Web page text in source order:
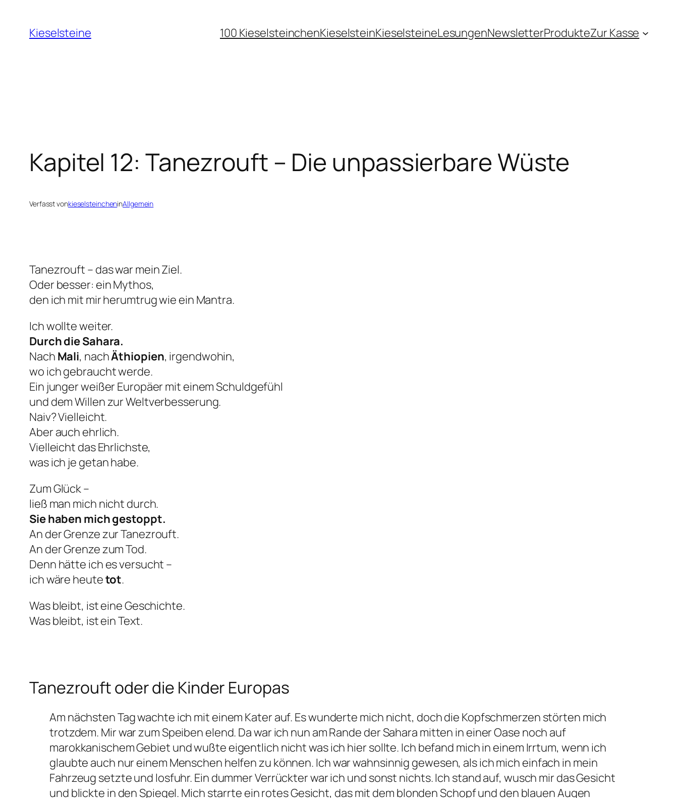
Inhalt
springen
Kieselsteine 100 KieselsteinchenKieselsteinKieselsteineLesungenNewsletterProdukteZur Kasse
Kapitel 12: Tanezrouft – Die unpassierbare Wüste
Verfasst vonkieselsteincheninAllgemein
Tanezrouft – das war mein Ziel.
Oder besser: ein Mythos,
den ich mit mir herumtrug wie ein Mantra.
Ich wollte weiter.
Durch die Sahara.
Nach Mali, nachÄthiopien, irgendwohin,
wo ich gebraucht werde.
Ein junger weißer Europäer mit einem Schuldgefühl
und dem Willen zur Weltverbesserung.
Naiv? Vielleicht.
Aber auch ehrlich.
Vielleicht das Ehrlichste,
was ich je getan habe.
Zum Glück –
ließ man mich nicht durch.
Sie haben mich gestoppt.
An der Grenze zur Tanezrouft.
An der Grenze zum Tod.
Denn hätte ich es versucht –
ich wäre heutetot.
Was bleibt, ist eine Geschichte.
Was bleibt, ist ein Text.
Tanezrouft oder die Kinder Europas
Am nächsten Tag wachte ich mit einem Kater auf. Es wunderte mich nicht, doch die Kopfschmerzen störten mich trotzdem. Mir war zum Speiben elend. Da war ich nun am Rande der Sahara mitten in einer Oase noch auf marokkanischem Gebiet und wußte eigentlich nicht was ich hier sollte. Ich befand mich in einem Irrtum, wenn ich glaubte auch nur einem Menschen helfen zu können. Ich war wahnsinnig gewesen, als ich mich einfach in mein Fahrzeug setzte und losfuhr. Ein dummer Verrückter war ich und sonst nichts. Ich stand auf, wusch mir das Gesicht und blickte in den Spiegel. Mich starrte ein rotes Gesicht, das mit dem blonden Schopf und den blauen Augen eindeutig einem Mitteleuropäer gehörte, aus diesem milchigen Glas heraus an. Ich gefiel mir gar nicht, so häßlich hatte ich mich schon lange nicht mehr gesehen. Abdul klopfte höflich an der Tür und ich bat ihn herein, erfragte mich in seinem Französisch, was ich denn zum Frühstück wollte. Kaffee gab ich ihm als Antwort und er verschwand wieder. Dann viel mir mit Erschrecken ein, daß ich den marokkanischen Kaffee gar nicht mochte, zumindest nicht so schwarz wie er hier getrunken wurde. Ich hätte Cafe au lait bestellen sollen. Ich zog meinen Koffer unter dem Bett hervor und wechselte meine Kleidung, da ich mich gestern in meinem Frust nicht einmal ausgezogen hatte. Nachdem ich mich angekleidet hatte, ging ich frühstücken. Der Kaffee schmeckte so grauenhaft, wie ich es erwartet hatte, dafür hatte ich einen wunderschönen Blick über Figuid. Figuid war die letzte Oase vor der Tanezrouft, doch für die Augen eines Mitteleuropäers war es nicht zu üppig bewachsen. Es war durchaus noch viel Sand zu sehen, doch hatte ich auf dem Weg hierher, durchaus schonmal vierhundert Kilometer kein Grün zu Gesicht bekommen und so betrachtet war der Anblick der Palmen und der Büsche phantastisch. Hier und da schlenderten Araber umher, später würde man keinen mehr sehen, da zu Mittagszeit sich nur noch verrückte Europäer und Amerikaner, die sich an diesen Grenzort verirrt hatten oder nach Algerien wollten, außerhalb der kühlen Häuser rumtrieben. Der gesamte Bezirk Figuig hatte nur 15.000 Einwohner auf 14 Quadratkilometern. Vielleicht hieß die Oase auch Figig so genau blickte ich da nicht durch und es war mir eigentlich auch egal. Auf meiner Karte stand Figuid und deswegen nannte ich den Ort auch so. Mag sein, daß alles dasselbe hieß nur eben in drei verschiedenen Sprachen. Die Protektoratsverträge mit Spanien und Frankreich wurden immerhin erst 1956 aufgehoben. Das Land war hier hügelig und überall in der Oase sah man die Steinwälle oder kleine Mauern, wobei der Übergang von einer Art Wall zum Bauwerk Mauer fließend war, sodaß man aus der Entfernung nicht sagen konnte, ob es sich dort um einen Steinwall oder eine kleine Mauer handelte, die einen Weg begrenzte. Einmal war ich mit dem Auto in so einen Weg gefahren, der wurde aber immer enger und zum Ende hin durfte ich den ganzen Weg rückwärts wieder hinausfahren, weil kein Weiterkommen mehr möglich war und Wenden unmöglich geworden war. Die Straßen waren nicht für Kraftfahrzeuge gebaut worden, wozu auch, da die meisten Marokkaner kein Auto hatten. Sie waren zu Fuß unterwegs und nur auf langen Strecken und wenn es schnell gehen mußte kam ein Bus oder ein Auto in Frage. Ich hatte das Gefühl, daß man hier unten am liebsten noch Pferd, Esel oder Kamel bevorzugte. Die meisten Fahrzeuge hatte ich noch in Oujda und Ceuta gesehen, je näher ich der Tanezrouft kam, desto weniger sah ich welche und wenn, dann handelte es sich entweder um einen Lastwagen oder um ein ausländisches Auto wie meins. Irgendwo unterwegs hatte ich deutsche Touristen mit einem Campingbus aus Tauberbischofsheim gesehen. An der nächsten Tankstelle trafen wir uns prompt, was nicht weiter verwunderlich war, denn Tankstellen sind selten, sodaß man sich dort immer wieder traf, wenn man dieselbe Strecke fuhr. Diese Touristen wollten eine Saharatour machen. Sie machten dieses schon das zweite Mal, erzählten sie mir. Vielleicht hatten sie auch hier übernachtet, überlegte ich. Ich blickte über die Oase, konnte aber keinen Campingbus entdecken. Selbst wenn sie hier gewesen wären, hätte ich sie höchstwahrscheinlich nicht entdeckt, da das Gebiet zu unübersichtlich war. Abdul kam und präsentierte mir seine Rechnung und ich bezahlte schön brav; er trug mir auch meinen Koffer zum Auto und dann starrte er mich an als ob ich vom Mond käme. Ich wußte ja, daß Europäer für ihn anscheindend seltene Gäste waren, jedoch war sein Blick diesmal seltsamer und merkwürdig. Nachdem ich meinen Koffer gerade im Auto verstaut hatte und die Heckklappe schließen wollte, hielt er diese sanft an und deutete auf die Rücklichter und fing an wie ein Wasserfall zu reden. Ich begriff zunächst nicht was er wollte, bis ich endlich aus seinem Kauderwelsch das Wort Wasser identifizieren konnte. Wahrscheinlich wollte er mich auf Kondenswasser in den Rücklichtern aufmerksam machen, allerdings schienen diese in Ordnung zu sein. Schließlich begriff ich, daß er mir klar machen wollte, wie ich in der Wüste zu Not an Wasser käme. Nach einer halben Stunde oder mehr Geplapper war mir klar geworden, was bei ihm den Redeschwall ausgelöst hatte und warum er plötzlich so hilfsbereit mir sämtliche Stellen am Auto erklärte, an denen jemand in der Wüste Wasser finden konnte. Ich hatte nicht einen Wasserkanister dabei. Abdul hielt mich für einen Todeskandidaten. Die Tanezrouft mußte wirklich die Hölle sein, wenn ein Araber, der vorher noch daran dachte, wie er seinen Europäer am besten ausnehmen konnte, plötzlich angesichts meiner Ausrüstung in Panik geriet und mir zuredete es mir noch einmal zu überlegen. So schlimm würde es hoffentlich nicht werden, versicherte ich ihm. Eigentlich war ich mir da nicht mehr so sicher, doch jetzt hatte ich zehntausend Kilometer hinter mir, jetzt würde ich hier wegen so ein bißchen Wüste nicht umdrehen. Ich ließ Abdul konsterniert zurück. Im Rückspiegel sah ich ihn die Schultern hochziehen und anscheinend kehrte er dann zu seiner Gelassenheit zurück. Soviel schien ihn mein Schicksal auch nicht anzugehen. Ich war wieder alleine auf der Straße und das gefiel mir. Welche Schrecken mir auch bevorstehen mögen, es störte mich im Moment nicht. Ich bewegte mich vorwärts. doch nicht lange bereitete es mir Freude, denn dann hatte ich schon den marrokanischen Grenzposten vor mir. Glücklicherweise schienen sie an mir nicht viel Interesse zu haben und ließen mich durch, was mir ungewöhnlich erschien, da mich bisher jede marokkanische Kontrolle von Kopf bis Fuß und von der vorderen bis zur hinteren Stoßstange durchsucht hatte. Es sei denn ich bot ihnen Bakschisch an. Doch an der algerischen Grenze wußte ich dann warum sie mich einfach durchließen, sie wußten, was ich nicht wußte. Ich hätte natürlich ein Visa für Algerien benötigt. Hier war also meine Reise am Ende. Nichts hätte diese Zöllner zum Erweichen gebracht mich durchzulassen. Ich befand mich im Niemandsland und war soeben zum größten Trottel der Welt befördert und abgestempelt worden. Ich unterhielt mich mit den deutschen Touristen und hätte sie beinahe noch in Schwierigkeiten gebracht, doch begaben sie sich sofort auf Distanz als der Zöllner sie mit mir in Zusammenhang bringen wollte. Beinahe hätte ich ihnen ihre Saharatour vermasselt. Sie hatten in ihrer deutschen Gründlichkeit selbstverständlich ihr Visa bereits in Deutschland beantragt und erhalten. Das nächste Amt, wo ich so ein Visa erhalten hätte, lag einige hundert Kilometer hinter mir in Oujda. Ich realisierte erst wesentlich später, daß es mein Glück war. Zunächst war ich saur und verärgert. Die Marokkaner wollten mich zunächst nicht wieder nach Marokko lassen, erst als sie mit einem Währungstausch ein dickes Geschäft machten, strichen sie den Ausreisestempel aus meinem Paß mit einem großen roten ANNULE!. Jetzt besaß ich wieder Dirham’s und befand mich wieder in Marrokko. Und ich raste ersteinmal blind gen Westen dieser gehaßten Grenze davon. 10.000 Kilometer wegen nichts und wieder nicht gefahren, da kam es auf ein paar geraste Kilometer mehr oder weniger nicht mehr an. Was hatte mich eigentlich hierher gebracht und wo hatte ich bisher die Welt verschlafen. Das Ganze mußte einen Sinn haben und wenn ich hier nicht weiter kam, dann mußte diese Erfahrung einen Sinn haben. Es mußte sinnvoll sein, hämmerte es nur noch in meinem Kopf. Mir wurde bewußt, daß ich nicht durch die höllische Tanezrouft mußte und mir meine Dummheit zuletzt wahrscheinlich auf verrückte Art und Weise mein Leben gerettet hatte. Ich sah den Blick von Abdul vor meinen Augen. Jetzt wußte ich auch was die Blicke mir bisher mitteilten. Sie nahmen mich alle nicht für voll. Selbstverständlich betrachteten sie mich als Kind, als unvernünftiges lebensmüdes Kleinkind. Ich hielt an und betrachtete mir die Wüste. Die große weite Fläche dieser Sandwüste vor mir brannte sich in mein Hirn. Von jetzt an würde ich aufhören ein Kind zu sein. ich wischte mir die Tränen aus dem Gesicht, die mir erst jetzt bewußt wurden, anscheindend hatte ich von der Grenze bis hierher geheult. Plötzlich sah ich fünfzigjährige Kleinkinder vor meinem geistigen Auge, die seelisch-tot in Europa Gesellschaft spielten. In ihrem Spiel zerstörten sie die Welt und schoben die Verantwortung dafür auf ihre geistigen Brüder, wie Kleinkinder das eben tun. Ich wollte nach Äthiopien um dort zu helfen und sah nicht das Elend vor meinen Augen, weil ich selbst ein solches Kind gewesen war, daß vielleicht nicht begriffen hätte, daß es ein Kind war. Vielleicht würde es in meiner Schwäche mir nie gelingen zu diesen Kindern durchzudringen, die da klagen, ob man ihnen nun fröhlich oder traurig kommt, festlich oder ärmlich, keusch oder unkeusch. Doch diese Kinder Europas waren ärmer als die Ärmsten der Welt, da sie nie geworden sind wie die Kinder, sondern einfach Kinder geblieben sind. Plötzlich wurde ich mir einer Hölle bewußt, doch diese Hölle war nicht die Tanezrouft. Sicherlich hatte ich eine Wü